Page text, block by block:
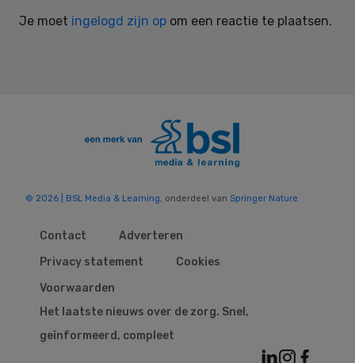
Je moet ingelogd zijn op om een reactie te plaatsen.
© 2026 | BSL Media & Learning, onderdeel van Springer Nature
Contact
Adverteren
Privacy statement
Cookies
Voorwaarden
Het laatste nieuws over de zorg. Snel,
geïnformeerd, compleet